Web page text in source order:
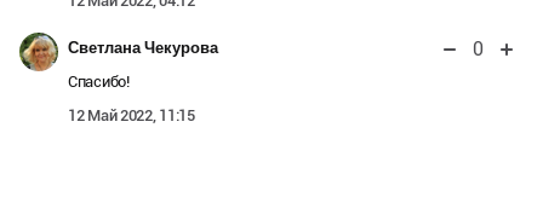
Светлана Чекурова 0
Спасибо!
12 Май 2022, 11:15